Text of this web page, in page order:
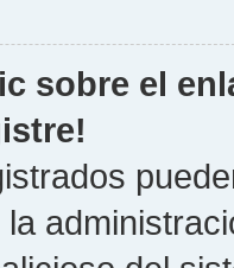
sobre el